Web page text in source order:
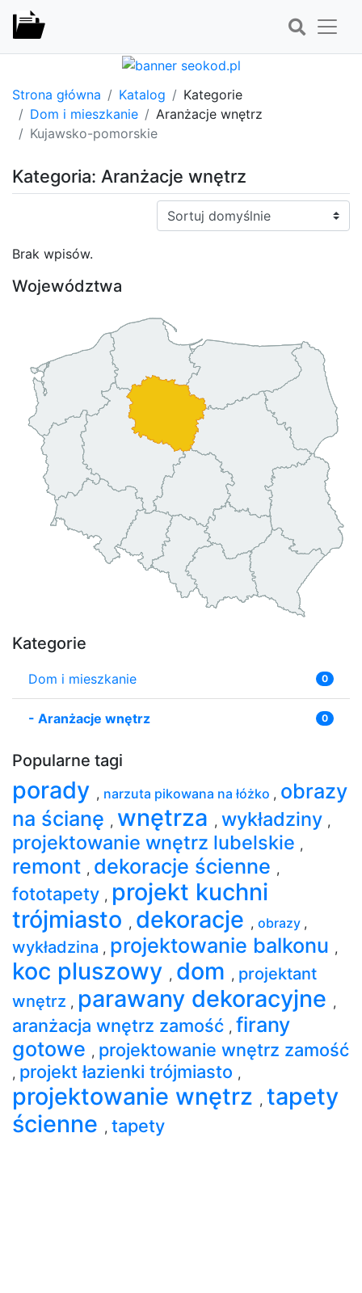
Strona główna Katalog
Kategorie
Dom i mieszkanie
Aranżacje wnętrz
Kujawsko-pomorskie
Kategoria: Aranżacje wnętrz
Sortuj:
Brak wpisów.
Województwa
Kategorie
Dom i mieszkanie 0
- Aranżacje wnętrz 0
Popularne tagi
porady , narzuta pikowana na łóżko , obrazy
na ścianę , wnętrza , wykładziny ,
projektowanie wnętrz lubelskie ,
remont , dekoracje ścienne ,
fototapety , projekt kuchni
trójmiasto , dekoracje , obrazy ,
wykładzina , projektowanie balkonu ,
koc pluszowy , dom , projektant
wnętrz , parawany dekoracyjne ,
aranżacja wnętrz zamość , firany
gotowe , projektowanie wnętrz zamość
, projekt łazienki trójmiasto ,
projektowanie wnętrz , tapety
ścienne , tapety